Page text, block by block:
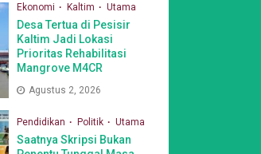
Ekonomi Kaltim Utama
Desa Tertua di Pesisir
Kaltim Jadi Lokasi
Prioritas Rehabilitasi
Mangrove M4CR
Agustus 2, 2026
Pendidikan Politik Utama
Saatnya Skripsi Bukan